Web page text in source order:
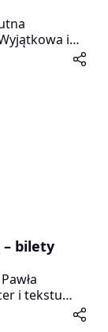
i
dzielili się
ma jej
bilety
i tekstu
Matki 26
Inspiracją do